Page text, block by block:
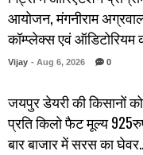
आयोजन, मंगनीराम
कॉम्प्लेक्स एवं ऑडिटोरियम
Vijay - Aug 6, 2026 0
जयपुर डेयरी की किसानों
प्रति किलो फैट मूल्य
बार बाजार में सरस का